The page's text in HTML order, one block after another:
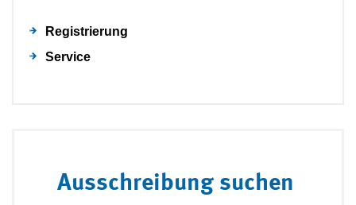
Registrierung
Service
Ausschreibung suchen